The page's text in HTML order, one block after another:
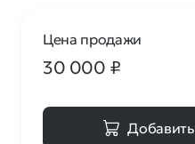
Цена продажи
30 000 ₽